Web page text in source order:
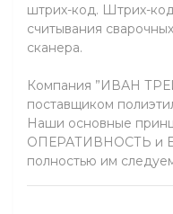
штрих-код. Штрих-
считывания
сканера.
Компания ”ИВАН
поставщиком
Наши основные
ОПЕРАТИВНОСТЬ и
полностью им